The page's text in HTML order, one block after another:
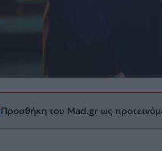
Προσθήκη του Mad.gr ως